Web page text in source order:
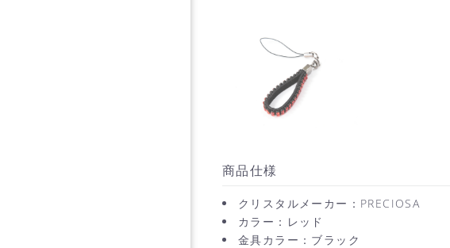
商品仕様
クリスタルメーカー：PRECIOSA
カラー：レッド
金具カラー：ブラック